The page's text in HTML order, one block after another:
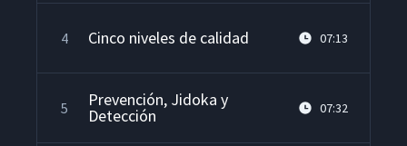
4 Cinco niveles de calidad 07:13
5 Prevención, Jidoka y
Detección 07:32